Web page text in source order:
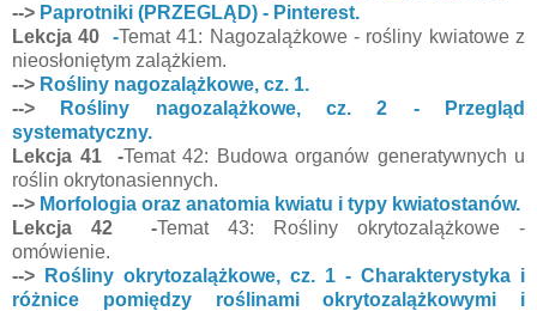
--> Paprotniki (PRZEGLĄD) - Pinterest.
Lekcja 40 -Temat 41: Nagozalążkowe - rośliny kwiatowe z
nieosłoniętym zalążkiem.
--> Rośliny nagozalążkowe, cz. 1.
-->
Rośliny nagozalążkowe, cz. 2 - Przegląd
systematyczny.
Lekcja 41 -Temat 42: Budowa organów generatywnych u
roślin okrytonasiennych.
--> Morfologia oraz anatomia kwiatu i typy kwiatostanów.
Lekcja 42 -Temat 43: Rośliny okrytozalążkowe -
omówienie.
-->
Rośliny okrytozalążkowe, cz. 1 - Charakterystyka i
różnice pomiędzy roślinami okrytozalążkowymi i